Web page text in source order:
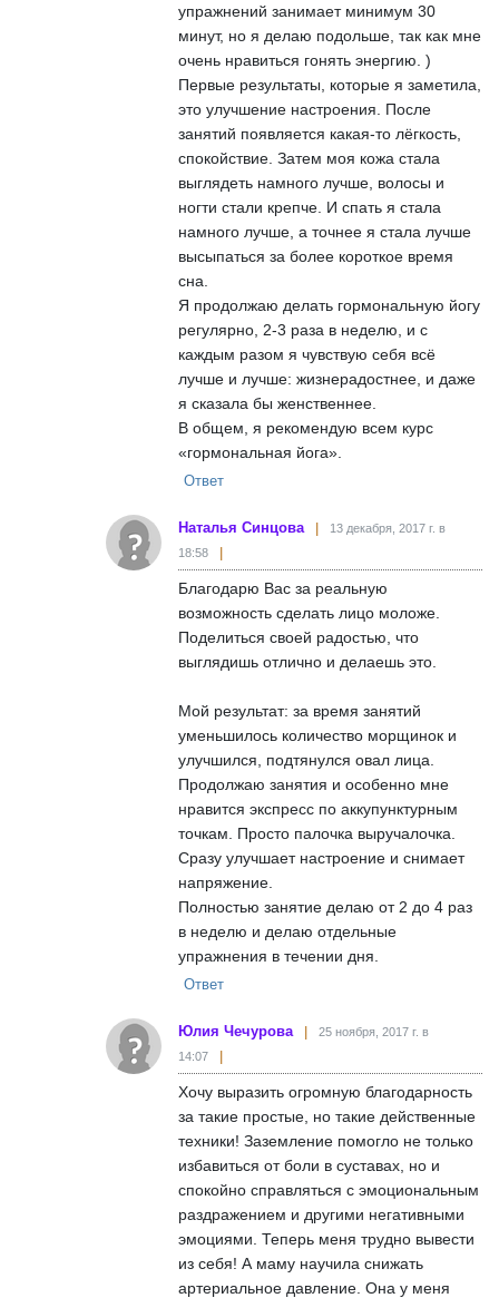
упражнений занимает минимум 30
минут, но я делаю подольше, так как мне
очень нравиться гонять энергию. )
Первые результаты, которые я заметила,
это улучшение настроения. После
занятий появляется какая-то лёгкость,
спокойствие. Затем моя кожа стала
выглядеть намного лучше, волосы и
ногти стали крепче. И спать я стала
намного лучше, а точнее я стала лучше
высыпаться за более короткое время
сна.
Я продолжаю делать гормональную йогу
регулярно, 2-3 раза в неделю, и с
каждым разом я чувствую себя всё
лучше и лучше: жизнерадостнее, и даже
я сказала бы женственнее.
В общем, я рекомендую всем курс
«гормональная йога».
Ответ
Наталья Синцова
13 декабря, 2017 г. в
18:58
Благодарю Вас за реальную
возможность сделать лицо моложе.
Поделиться своей радостью, что
выглядишь отлично и делаешь это.
Мой результат: за время занятий
уменьшилось количество морщинок и
улучшился, подтянулся овал лица.
Продолжаю занятия и особенно мне
нравится экспресс по аккупунктурным
точкам. Просто палочка выручалочка.
Сразу улучшает настроение и снимает
напряжение.
Полностью занятие делаю от 2 до 4 раз
в неделю и делаю отдельные
упражнения в течении дня.
Ответ
Юлия Чечурова
25 ноября, 2017 г. в
14:07
Хочу выразить огромную благодарность
за такие простые, но такие действенные
техники! Заземление помогло не только
избавиться от боли в суставах, но и
спокойно справляться с эмоциональным
раздражением и другими негативными
эмоциями. Теперь меня трудно вывести
из себя! А маму научила снижать
артериальное давление. Она у меня